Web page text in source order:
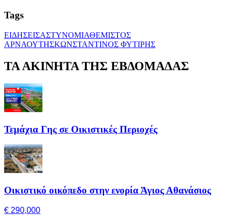
Tags
ΕΙΔΗΣΕΙΣΑΣΤΥΝΟΜΙΑΘΕΜΙΣΤΟΣ
ΑΡΝΑΟΥΤΗΣΚΩΝΣΤΑΝΤΙΝΟΣ ΦΥΤΙΡΗΣ
ΤΑ ΑΚΙΝΗΤΑ ΤΗΣ ΕΒΔΟΜΑΔΑΣ
Τεμάχια Γης σε Οικιστικές Περιοχές
Οικιστικό οικόπεδο στην ενορία Άγιος Αθανάσιος
€ 290,000